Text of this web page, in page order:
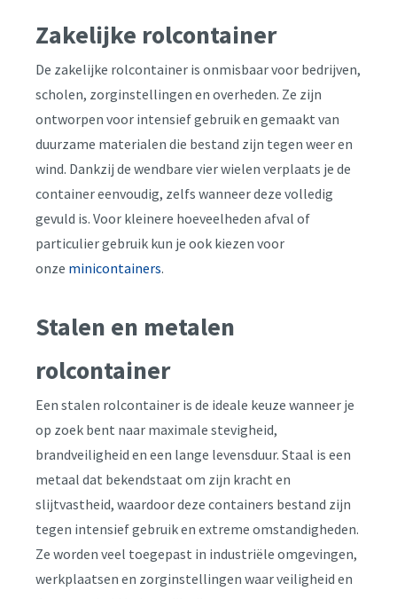
Zakelijke rolcontainer
De zakelijke rolcontainer is onmisbaar voor bedrijven,
scholen, zorginstellingen en overheden. Ze zijn
ontworpen voor intensief gebruik en gemaakt van
duurzame materialen die bestand zijn tegen weer en
wind. Dankzij de wendbare vier wielen verplaats je de
container eenvoudig, zelfs wanneer deze volledig
gevuld is. Voor kleinere hoeveelheden afval of
particulier gebruik kun je ook kiezen voor
onze minicontainers.
Stalen en metalen
rolcontainer
Een stalen rolcontainer is de ideale keuze wanneer je
op zoek bent naar maximale stevigheid,
brandveiligheid en een lange levensduur. Staal is een
metaal dat bekendstaat om zijn kracht en
slijtvastheid, waardoor deze containers bestand zijn
tegen intensief gebruik en extreme omstandigheden.
Ze worden veel toegepast in industriële omgevingen,
werkplaatsen en zorginstellingen waar veiligheid en